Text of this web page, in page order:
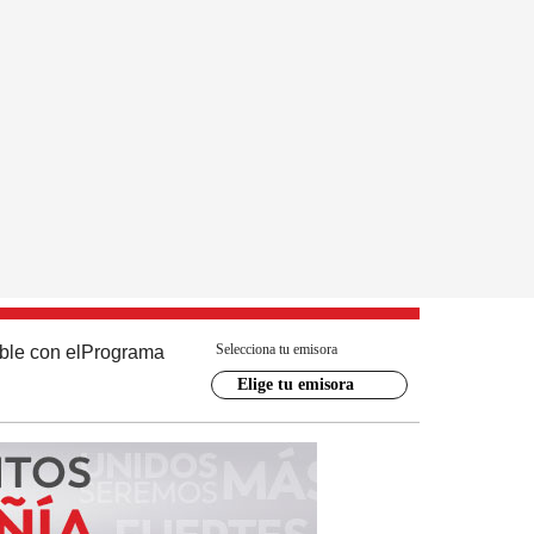
con el Programa Selecciona tu emisora
Elige tu emisora